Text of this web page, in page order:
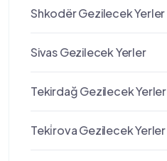
Shkodër Gezilecek Yerler
Sivas Gezilecek Yerler
Tekirdağ Gezilecek Yerler
Teki̇rova Gezilecek Yerler